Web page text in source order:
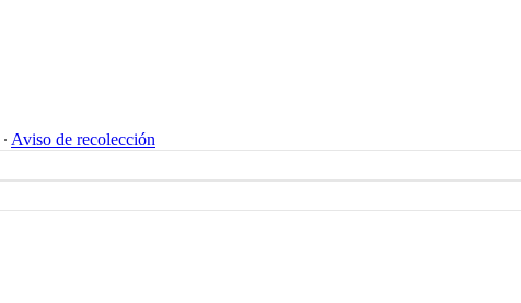
∙ Aviso de recolección